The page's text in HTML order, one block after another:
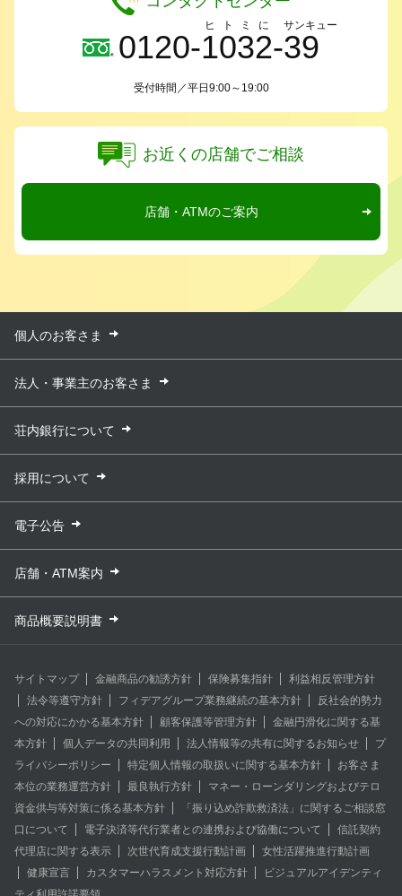
0120-1
ヒ
0
ト
3
ミ
2
に
-39
サンキュー
受付時間／平日9:00～19:00
お近くの店舗でご相談
店舗・ATMのご案内
個人のお客さま
法人・事業主のお客さま
荘内銀行について
採用について
電子公告
店舗・ATM案内
商品概要説明書
サイトマップ 金融商品の勧誘方針 保険募集指針
利益相反管理方針
法令等遵守方針
フィデアグループ業務継続の基本方針
反社会的勢力
への対応にかかる基本方針
顧客保護等管理方針
金融円滑化に関する基
本方針
個人データの共同利用 法人情報等の共有に関するお知らせ
プ
ライバシーポリシー
特定個人情報の取扱いに関する基本方針
お客さま
本位の業務運営方針
最良執行方針
マネー・ローンダリングおよびテロ
資金供与等対策に係る基本方針
「振り込め詐欺救済法」に関するご相談窓
口について
電子決済等代行業者との連携および協働について
信託契約
代理店に関する表示
次世代育成支援行動計画
女性活躍推進行動計画
健康宣言
カスタマーハラスメント対応方針
ビジュアルアイデンティ